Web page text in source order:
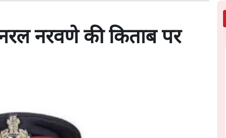
नरवणे की किताब पर